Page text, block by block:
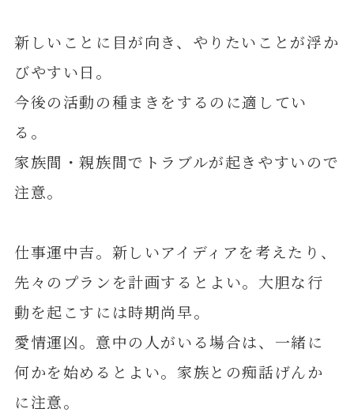
新しいことに目が向き、やりたいことが浮か
びやすい日。
今後の活動の種まきをするのに適してい
る。
家族間・親族間でトラブルが起きやすいので
注意。
仕事運中吉。新しいアイディアを考えたり、
先々のプランを計画するとよい。大胆な行
動を起こすには時期尚早。
愛情運凶。意中の人がいる場合は、一緒に
何かを始めるとよい。家族との痴話げんか
に注意。